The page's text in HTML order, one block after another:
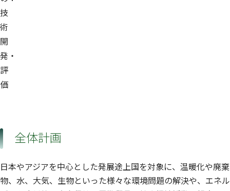
技
術
開
発・
評
価
全体計画
日本やアジアを中心とした発展途上国を対象に、温暖化や廃棄
物、水、大気、生物といった様々な環境問題の解決や、エネル